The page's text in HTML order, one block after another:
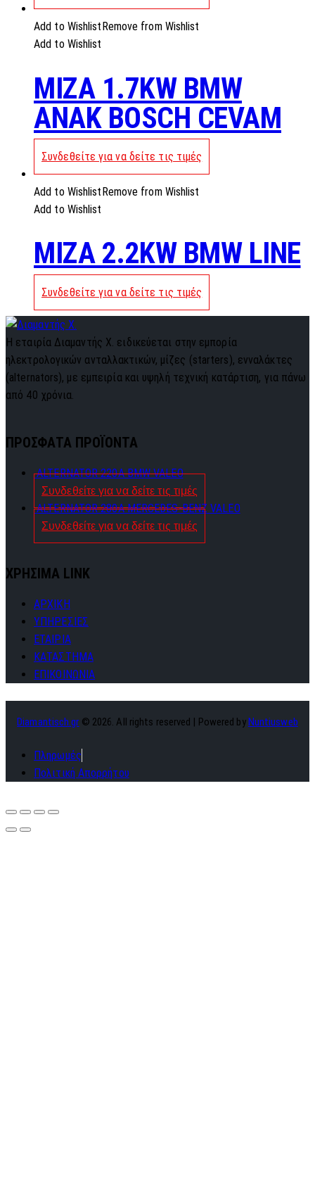
Add to Wishlist Remove from Wishlist
Add to Wishlist
MIZA 1.7KW BMW
ANAK BOSCH CEVAM
Συνδεθείτε για να δείτε τις τιμές
Add to Wishlist Remove from Wishlist
Add to Wishlist
MIZA 2.2KW BMW LINE
Συνδεθείτε για να δείτε τις τιμές
Η εταιρία Διαμαντής Χ. ειδικεύεται στην εμπορία
ηλεκτρολογικών ανταλλακτικών, μίζες (starters), ενναλάκτες
(alternators), με εμπειρία και υψηλή τεχνική κατάρτιση, για πάνω
από 40 χρόνια.
ΠΡΟΣΦΑΤΑ ΠΡΟΪΟΝΤΑ
ALTERNATOR 220A BMW VALEO
Συνδεθείτε για να δείτε τις τιμές
ALTERNATOR 280A MERCEDES-BENZ VALEO
Συνδεθείτε για να δείτε τις τιμές
ΧΡΗΣΙΜΑ LINK
ΑΡΧΙΚΗ
ΥΠΗΡΕΣΙΕΣ
ΕΤΑΙΡΙΑ
ΚΑΤΑΣΤΗΜΑ
ΕΠΙΚΟΙΝΩΝΙΑ
Diamantisch.gr © 2026. All rights reserved | Powered by Nuntiusweb
Πληρωμές
Πολιτική Απορρήτου